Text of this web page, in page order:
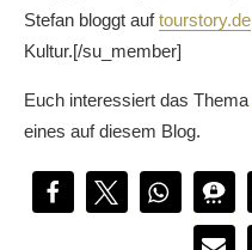
Stefan bloggt auftourstory.de
Kultur.[/su_member]
Euch interessiert das Thema
eines auf diesem Blog.